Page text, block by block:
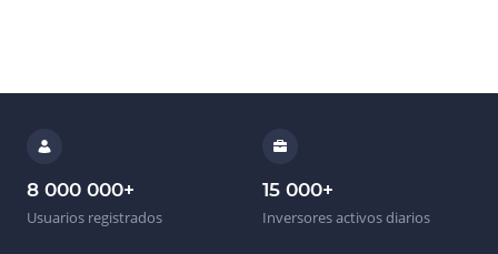
8 000 000+
Usuarios registrados
15 000+
Inversores activos diarios